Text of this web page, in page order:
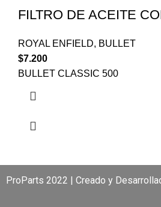
FILTRO DE ACEITE
ROYAL ENFIELD, BULLET
$7.200
BULLET CLASSIC 500
ProParts 2022 | Creado y